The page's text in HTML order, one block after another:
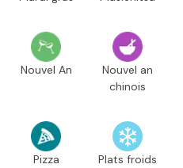
Nouvel An
Nouvel an
chinois
Pizza Plats froids